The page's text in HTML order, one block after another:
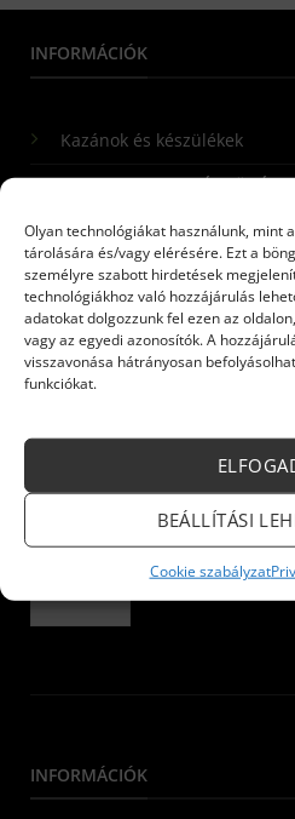
Olyan technológiákat használunk, mint
tárolására és/vagy elérésére. Ezt a
személyre szabott hirdetések
technológiákhoz való hozzájárulás
adatokat dolgozzunk fel ezen az
vagy az egyedi azonosítók. A
visszavonása hátrányosan
funkciókat.
BEÁLLÍTÁSI
Cookie szabályzat
INFORMÁCIÓK
Kazánok és készülékek
CO ÉRZÉKELŐK
Iratkozzon fel hírlevelünkre!
Név:*
INFORMÁCIÓK